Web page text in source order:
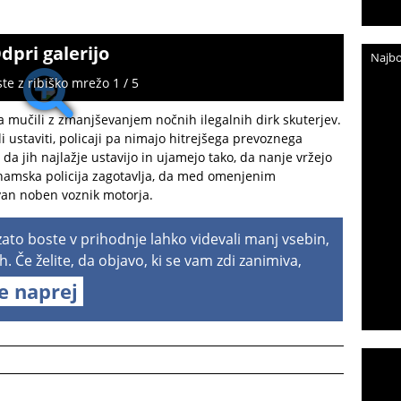
galerijo
z ribiško mrežo 1 / 5
mučili z zmanjševanjem nočnih ilegalnih dirk skuterjev.
ustaviti, policaji pa nimajo hitrejšega prevoznega
jih najlažje ustavijo in ujamejo tako, da nanje vržejo
policija zagotavlja, da med omenjenim
noben voznik motorja.
boste v prihodnje lahko videvali manj vsebin,
Če želite, da objavo, ki se vam zdi zanimiva,
naprej